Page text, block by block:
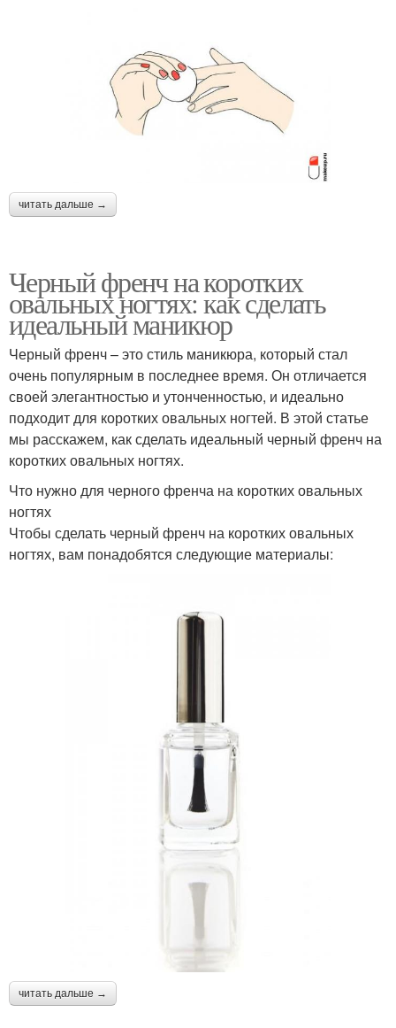
читать дальше →
Черный френч на коротких
овальных ногтях: как сделать
идеальный маникюр
Черный френч – это стиль маникюра, который стал
очень популярным в последнее время. Он отличается
своей элегантностью и утонченностью, и идеально
подходит для коротких овальных ногтей. В этой статье
мы расскажем, как сделать идеальный черный френч на
коротких овальных ногтях.
Что нужно для черного френча на коротких овальных
ногтях
Чтобы сделать черный френч на коротких овальных
ногтях, вам понадобятся следующие материалы:
читать дальше →